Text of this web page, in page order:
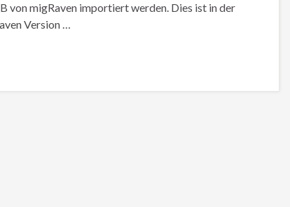
von migRaven importiert werden. Dies ist in der
Version …